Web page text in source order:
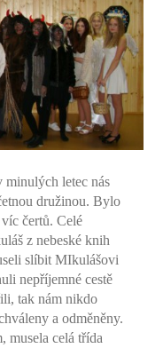
minulých letec nás
družinou. Bylo
čertů. Celé
z nebeské knih
slíbit MIkulášovi
nepříjemné cestě
tak nám nikdo
a odměněny.
musela celá třída